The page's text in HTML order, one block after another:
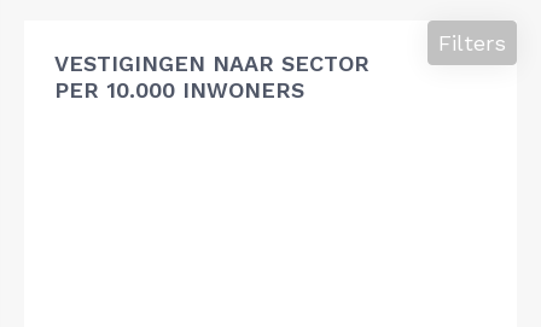
VESTIGINGEN NAAR SECTOR
PER 10.000 INWONERS
Filters